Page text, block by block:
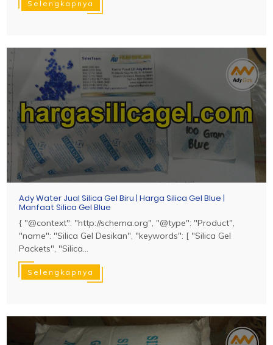
Selengkapnya
Ady Water Jual Silica Gel Biru | Harga Silica Gel Blue |
Manfaat Silica Gel Blue
{ "@context": "http://schema.org", "@type": "Product",
"name": "Silica Gel Desikan", "keywords": [ "Silica Gel
Packets", "Silica...
Selengkapnya